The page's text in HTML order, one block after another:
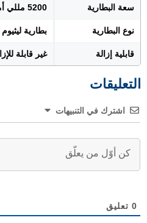
سعة البطارية 5200 مللي أمبير
نوع البطارية بطارية ليثيوم
قابلية إزالة غير قابلة
التعليقات
اشترك في التنبيهات
0 تعليق